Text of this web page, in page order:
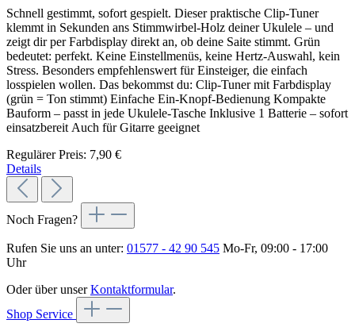
Schnell gestimmt, sofort gespielt. Dieser praktische Clip-Tuner
klemmt in Sekunden ans Stimmwirbel-Holz deiner Ukulele – und
zeigt dir per Farbdisplay direkt an, ob deine Saite stimmt. Grün
bedeutet: perfekt. Keine Einstellmenüs, keine Hertz-Auswahl, kein
Stress. Besonders empfehlenswert für Einsteiger, die einfach
losspielen wollen. Das bekommst du: Clip-Tuner mit Farbdisplay
(grün = Ton stimmt) Einfache Ein-Knopf-Bedienung Kompakte
Bauform – passt in jede Ukulele-Tasche Inklusive 1 Batterie – sofort
einsatzbereit Auch für Gitarre geeignet
Regulärer Preis: 7,90 €
Details
Noch Fragen?
Rufen Sie uns an unter: 01577 - 42 90 545 Mo-Fr, 09:00 - 17:00
Uhr
Oder über unserKontaktformular.
Shop Service